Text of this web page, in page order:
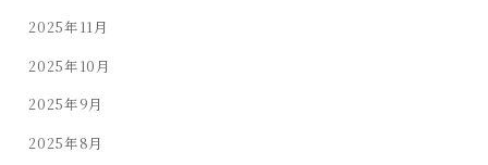
2025年11月
2025年10月
2025年9月
2025年8月